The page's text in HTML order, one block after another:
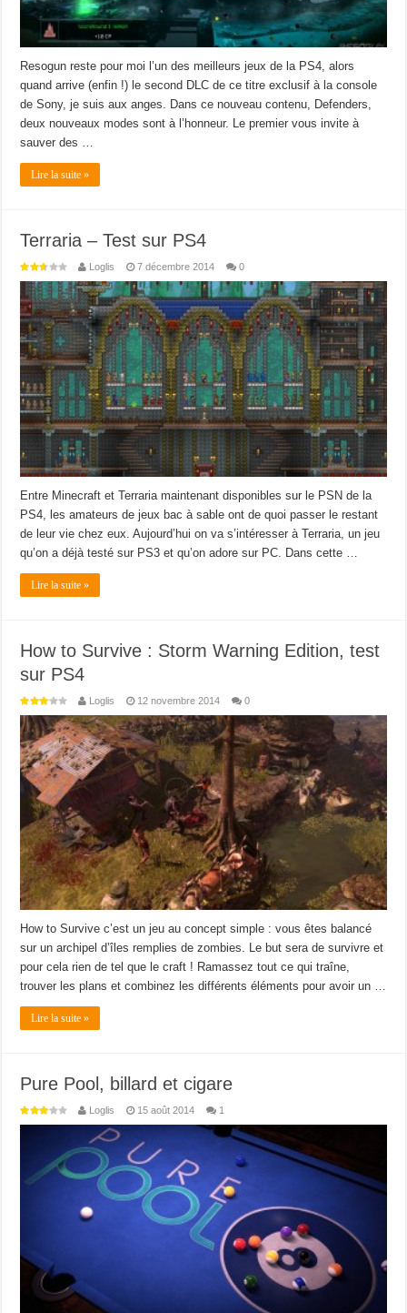
Resogun reste pour moi l’un des meilleurs jeux de la PS4, alors
quand arrive (enfin !) le second DLC de ce titre exclusif à la console
de Sony, je suis aux anges. Dans ce nouveau contenu, Defenders,
deux nouveaux modes sont à l’honneur. Le premier vous invite à
sauver des …
Lire la suite »
Terraria – Test sur PS4
Loglis 7 décembre 2014 0
Entre Minecraft et Terraria maintenant disponibles sur le PSN de la
PS4, les amateurs de jeux bac à sable ont de quoi passer le restant
de leur vie chez eux. Aujourd’hui on va s’intéresser à Terraria, un jeu
qu’on a déjà testé sur PS3 et qu’on adore sur PC. Dans cette …
Lire la suite »
How to Survive : Storm Warning Edition, test
sur PS4
Loglis 12 novembre 2014 0
How to Survive c’est un jeu au concept simple : vous êtes balancé
sur un archipel d’îles remplies de zombies. Le but sera de survivre et
pour cela rien de tel que le craft ! Ramassez tout ce qui traîne,
trouver les plans et combinez les différents éléments pour avoir un …
Lire la suite »
Pure Pool, billard et cigare
Loglis 15 août 2014 1